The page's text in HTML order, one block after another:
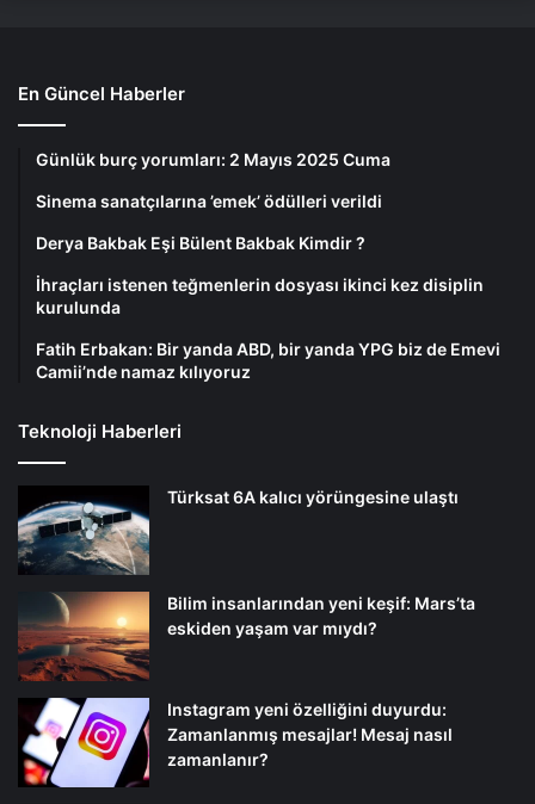
En Güncel Haberler
Günlük burç yorumları: 2 Mayıs 2025 Cuma
Sinema sanatçılarına ’emek’ ödülleri verildi
Derya Bakbak Eşi Bülent Bakbak Kimdir ?
İhraçları istenen teğmenlerin dosyası ikinci kez disiplin
kurulunda
Fatih Erbakan: Bir yanda ABD, bir yanda YPG biz de Emevi
Camii’nde namaz kılıyoruz
Teknoloji Haberleri
Türksat 6A kalıcı yörüngesine ulaştı
Bilim insanlarından yeni keşif: Mars’ta
eskiden yaşam var mıydı?
Instagram yeni özelliğini duyurdu:
Zamanlanmış mesajlar! Mesaj nasıl
zamanlanır?